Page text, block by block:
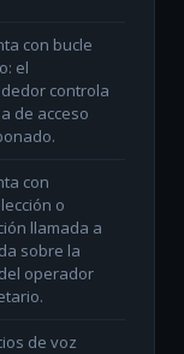
con bucle
el
controla
de acceso
con
o
llamada a
sobre la
operador
de voz